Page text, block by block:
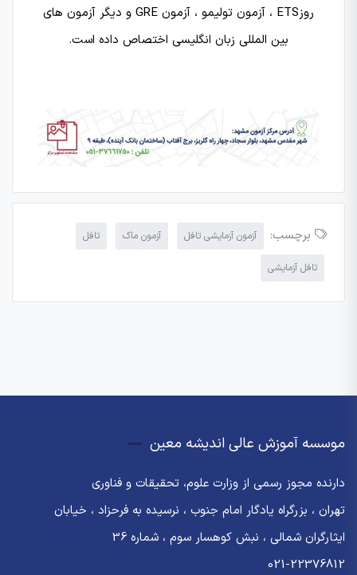
روزETS ، آزمون تولیمو ، آزمون GRE و دیگر آزمون های
بین المللی زبان انگلیسی اختصاص داده است.
برچسب: آزمون آزمایشی تافل آزمون ماک تافل
تافل آزمایشی
موسسه آموزش عالی اندیشه معین
دارنده مجوز رسمی از وزارت علوم، تحقیقات و فناوری
تهران ، بزرگراه یادگار امام جنوب ، نرسیده به فرحزاد ، خیابان
ایثارگران شمالی ، نبش کوهسار سوم ، شماره 36
021-22376812